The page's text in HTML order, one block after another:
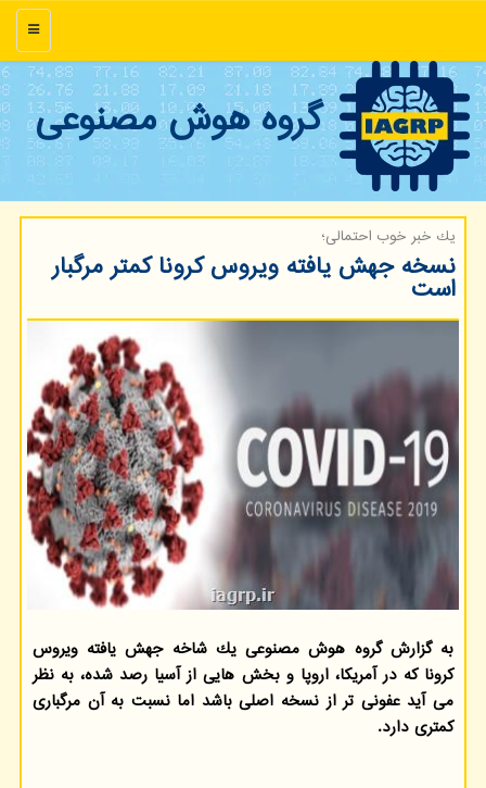
منو
گروه هوش مصنوعی
یك خبر خوب احتمالی؛
نسخه جهش یافته ویروس كرونا كمتر مرگبار
است
به گزارش گروه هوش مصنوعی یك شاخه جهش یافته ویروس
كرونا كه در آمریكا، اروپا و بخش هایی از آسیا رصد شده، به نظر
می آید عفونی تر از نسخه اصلی باشد اما نسبت به آن مرگباری
كمتری دارد.